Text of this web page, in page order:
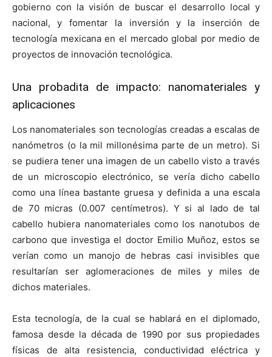
gobierno con la visión de buscar el desarrollo local y
nacional, y fomentar la inversión y la inserción de
tecnología mexicana en el mercado global por medio de
proyectos de innovación tecnológica.
Una probadita de impacto: nanomateriales y
aplicaciones
Los nanomateriales son tecnologías creadas a escalas de
nanómetros (o la mil millonésima parte de un metro). Si
se pudiera tener una imagen de un cabello visto a través
de un microscopio electrónico, se vería dicho cabello
como una línea bastante gruesa y definida a una escala
de 70 micras (0.007 centímetros). Y si al lado de tal
cabello hubiera nanomateriales como los nanotubos de
carbono que investiga el doctor Emilio Muñoz, estos se
verían como un manojo de hebras casi invisibles que
resultarían ser aglomeraciones de miles y miles de
dichos materiales.
Esta tecnología, de la cual se hablará en el diplomado,
famosa desde la década de 1990 por sus propiedades
físicas de alta resistencia, conductividad eléctrica y